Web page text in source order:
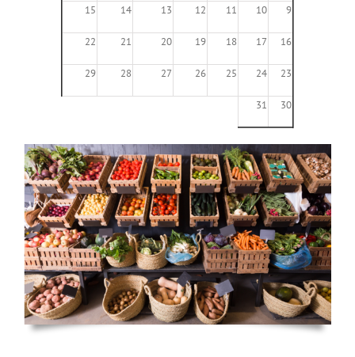
9
10
11
12
13
14
15
16
17
18
19
20
21
22
23
24
25
26
27
28
29
30
31